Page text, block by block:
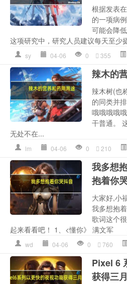
根据发表
的一项病
可能会降
这项研究中，研究人员建议每天至少
sy 04-06 0 355
辣木的
辣木树(也
的同类并
哦哦哦哦
干普通。
无处不在...
lm 04-06 0 210
我多想
抱着你
大家好,小
我多想抱
歌词这个
起来看看吧！ 1、<懂你》 满文军
wd 04-06 0 760
Pixel 6
获得三